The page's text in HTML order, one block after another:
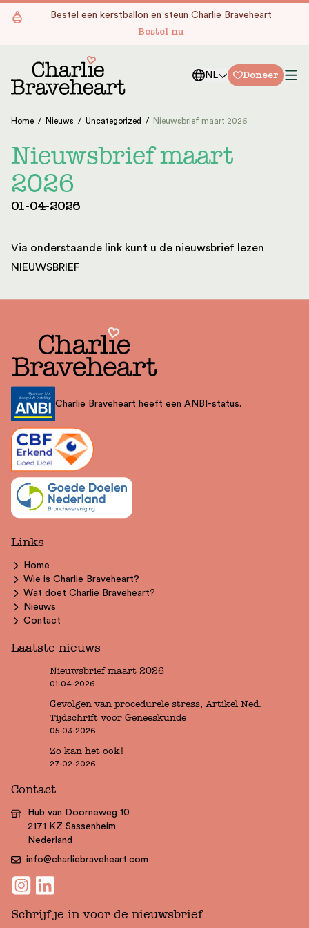
Ga naar de inhoudBestel een kerstballon en steun Charlie Braveheart
Bestel nu
NL Doneer
Home / Nieuws / Uncategorized / Nieuwsbrief maart 2026
Nieuwsbrief maart
2026
01-04-2026
Via onderstaande link kunt u de nieuwsbrief lezen
NIEUWSBRIEF
Charlie Braveheart heeft een ANBI-status.
Links
Home
Wie is Charlie Braveheart?
Wat doet Charlie Braveheart?
Nieuws
Contact
Laatste nieuws
Nieuwsbrief maart 2026
01-04-2026
Gevolgen van procedurele stress, Artikel Ned.
Tijdschrift voor Geneeskunde
05-03-2026
Zo kan het ook!
27-02-2026
Contact
Hub van Doorneweg 10
2171 KZ Sassenheim
Nederland
info@charliebraveheart.com
Schrijf je in voor de nieuwsbrief